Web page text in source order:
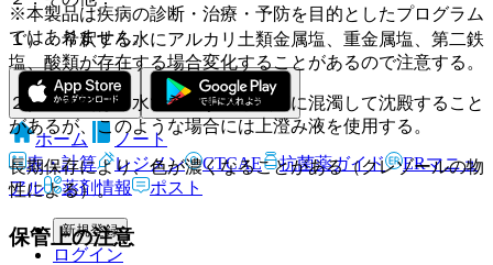
１）．希釈する水にアルカリ土類金属塩、重金属塩、第二鉄
塩、酸類が存在する場合変化することがあるので注意する。
２）．本剤は常水で希釈すると次第に混濁して沈殿すること
があるが、このような場合には上澄み液を使用する。
長期保存により、色が濃くなることがある（クレゾールの物
性による）。
保管上の注意
※本製品は疾病の診断・治療・予防を目的としたプログラム
ではありません。
ホーム
ノート
表・計算
レジメン CTCAE 抗菌薬ガイド
ERマニュ
アル
薬剤情報 ポスト
新規登録
ログイン